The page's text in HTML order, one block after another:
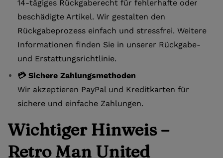
14-tägiges Rückgaberecht für fehlerhafte oder
beschädigte Artikel. Wir gestalten den
Rückgabeprozess einfach und stressfrei. Weitere
Informationen finden Sie in unserer Rückgabe-
und Erstattungsrichtlinie.
💳 Sichere Zahlungsmethoden
Wir akzeptieren PayPal und Kreditkarten für
sichere und einfache Zahlungen.
Wichtiger Hinweis –
Retro Man United